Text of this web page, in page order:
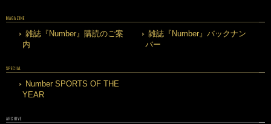
MAGAZINE
雑誌『Number』購読のご案
内
雑誌『Number』バックナン
バー
SPECIAL
Number SPORTS OF THE
YEAR
ARCHIVE